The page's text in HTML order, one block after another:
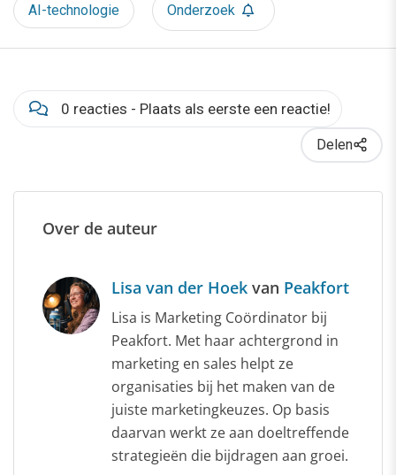
AI-technologie Onderzoek
0 reacties - Plaats als eerste een reactie!
Delen
Over de auteur
Lisa van der Hoek van Peakfort
Lisa is Marketing Coördinator bij
Peakfort. Met haar achtergrond in
marketing en sales helpt ze
organisaties bij het maken van de
juiste marketingkeuzes. Op basis
daarvan werkt ze aan doeltreffende
strategieën die bijdragen aan groei.